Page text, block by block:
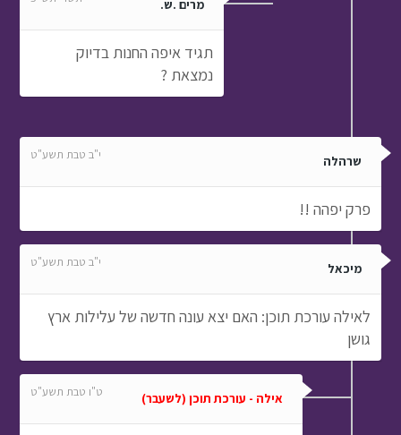
מרים .ש.
תגיד איפה החנות בדיוק
נמצאת ?
שרהלה י"ב טבת תשע"ט
פרק יפהה !!
מיכאל י"ב טבת תשע"ט
לאילה עורכת תוכן: האם יצא עונה חדשה של עלילות ארץ
גושן
אילה - עורכת תוכן (לשעבר) ט"ו טבת תשע"ט